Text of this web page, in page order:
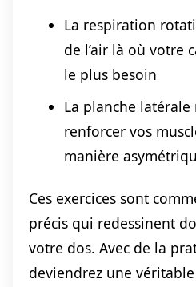
La respiration
de l’air là où votre
le plus besoin
La planche
renforcer vos
manière
Ces exercices sont
précis qui redessinent
votre dos. Avec de la
deviendrez une